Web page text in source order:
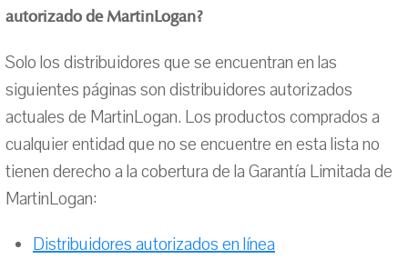
autorizado de MartinLogan?
Solo los distribuidores que se encuentran en las
siguientes páginas son distribuidores autorizados
actuales de MartinLogan. Los productos comprados a
cualquier entidad que no se encuentre en esta lista no
tienen derecho a la cobertura de la Garantía Limitada de
MartinLogan:
Distribuidores autorizados en línea